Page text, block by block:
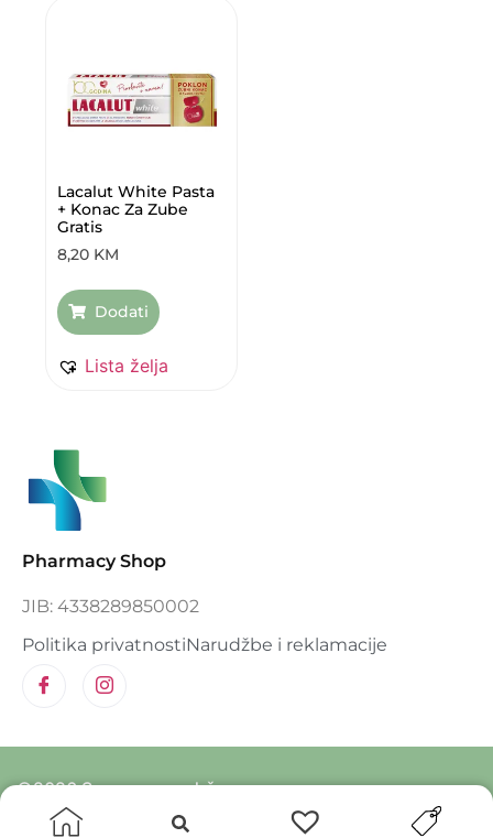
Lacalut White Pasta
+ Konac Za Zube
Gratis
8,20 KM
Dodati
Lista želja
Pharmacy Shop
JIB: 4338289850002
Politika privatnostiNarudžbe i reklamacije
©2026 Sva prava zadržana.
Designed and developed by Deltico.